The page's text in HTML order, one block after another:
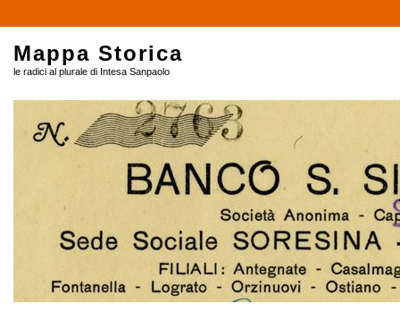
Mappa Storica
le radici al plurale di Intesa Sanpaolo